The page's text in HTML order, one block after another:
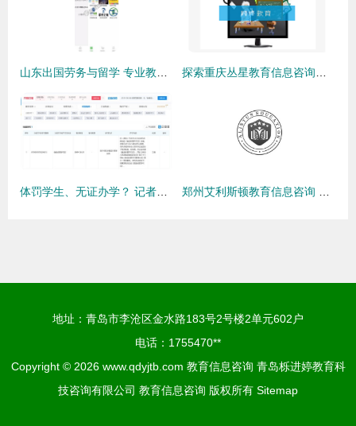
山东出国劳务与留学 专业教育信息咨询全指南 探索重庆丛星教育信息咨询服务 专业引领，助力教育规划
体罚学生、无证办学？ 记者深入调查广西行为矫正教育机构乱象背后 郑州艾利斯顿教育信息咨询 助力学习者开启知识探索之旅
地址：青岛市李沧区金水路183号2号楼2单元602户
电话：1755470**
Copyright © 2026 www.qdyjtb.com 教育信息咨询 青岛栎进婷教育科
技咨询有限公司 教育信息咨询 版权所有 Sitemap